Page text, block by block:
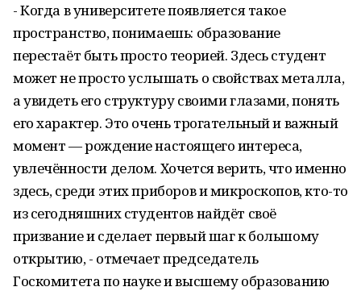
- Когда в университете появляется такое
пространство, понимаешь: образование
перестаёт быть просто теорией. Здесь студент
может не просто услышать о свойствах металла,
а увидеть его структуру своими глазами, понять
его характер. Это очень трогательный и важный
момент — рождение настоящего интереса,
увлечённости делом. Хочется верить, что именно
здесь, среди этих приборов и микроскопов, кто-то
из сегодняшних студентов найдёт своё
призвание и сделает первый шаг к большому
открытию, - отмечает председатель
Госкомитета по науке и высшему образованию